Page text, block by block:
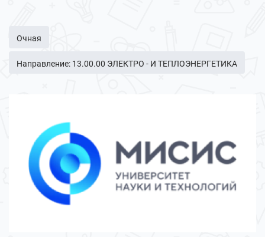
Очная
Направление: 13.00.00 ЭЛЕКТРО - И ТЕПЛОЭНЕРГЕТИКА